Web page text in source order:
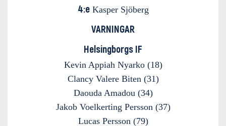
4:eKasper Sjöberg
VARNINGAR
Helsingborgs IF
Kevin Appiah Nyarko (18)
Clancy Valere Biten (31)
Daouda Amadou (34)
Jakob Voelkerting Persson (37)
Lucas Persson (79)